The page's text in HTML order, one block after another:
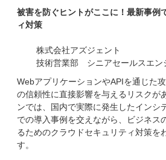
被害を防ぐヒントがここに！最新事例
ィ対策
株式会社アズジェント
技術営業部 シニアセールスエン
WebアプリケーションやAPIを通じた
の信頼性に直接影響を与えるリスクが
ンでは、国内で実際に発生したインシ
での導入事例を交えながら、ビジネス
るためのクラウドセキュリティ対策を
す。